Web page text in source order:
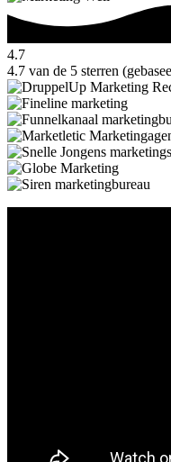
4.7
4.7 van de 5 sterren